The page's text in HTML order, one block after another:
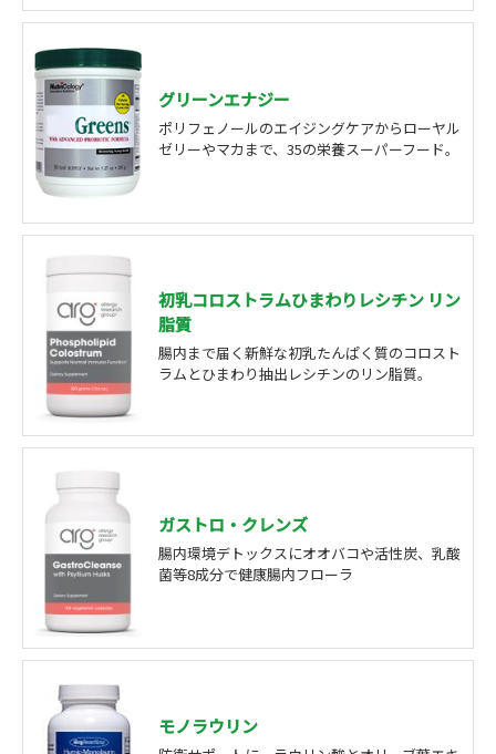
グリーンエナジー
ポリフェノールのエイジングケアからローヤル
ゼリーやマカまで、35の栄養スーパーフード。
初乳コロストラムひまわりレシチン リン
脂質
腸内まで届く新鮮な初乳たんぱく質のコロスト
ラムとひまわり抽出レシチンのリン脂質。
ガストロ・クレンズ
腸内環境デトックスにオオバコや活性炭、乳酸
菌等8成分で健康腸内フローラ
モノラウリン